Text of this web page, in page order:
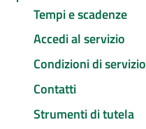
Tempi e scadenze
Accedi al servizio
Condizioni di servizio
Contatti
Strumenti di tutela